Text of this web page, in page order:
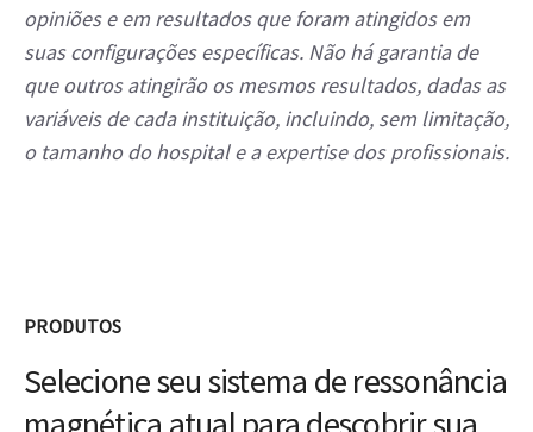
opiniões e em resultados que foram atingidos em
suas configurações específicas. Não há garantia de
que outros atingirão os mesmos resultados, dadas as
variáveis de cada instituição, incluindo, sem limitação,
o tamanho do hospital e a expertise dos profissionais.
PRODUTOS
Selecione seu sistema de ressonância